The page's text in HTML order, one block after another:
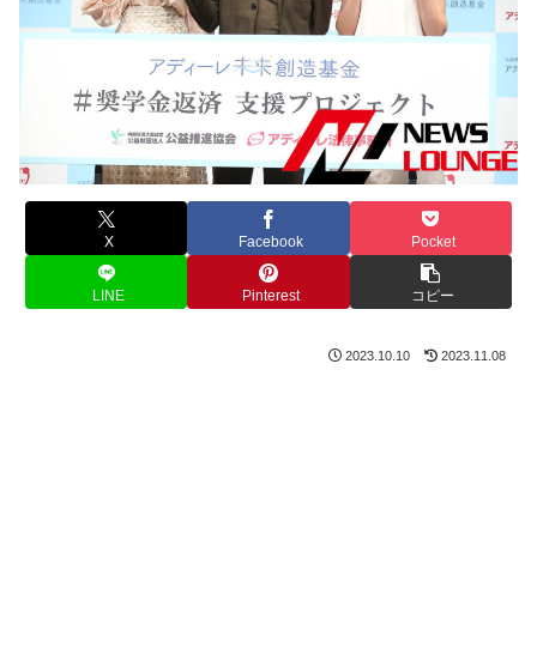
X Facebook Pocket
LINE Pinterest コピー
2023.10.10 2023.11.08